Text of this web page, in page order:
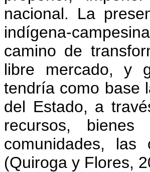
nacional. La
indígena-
camino de
libre mercado, y
tendría como base
del Estado, a
recursos,
comunidades, las
(Quiroga y Flores,